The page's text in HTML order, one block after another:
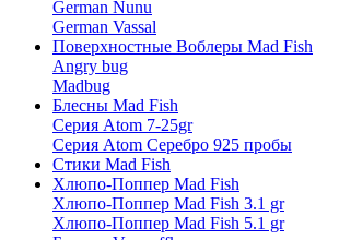
German Nunu
German Vassal
Поверхностные Воблеры Mad Fish
Angry bug
Madbug
Блесны Mad Fish
Серия Atom 7-25gr
Серия Atom Серебро 925 пробы
Стики Mad Fish
Хлюпо-Поппер Mad Fish
Хлюпо-Поппер Mad Fish 3.1 gr
Хлюпо-Поппер Mad Fish 5.1 gr